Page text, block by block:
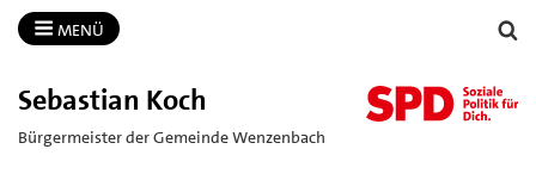
MENÜ
Sebastian Koch
Bürgermeister der Gemeinde Wenzenbach